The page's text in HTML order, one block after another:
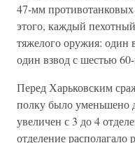
47-мм
этого, каждый
тяжелого оружия: один
один взвод с шестью
Перед Харьковским
полку было уменьшено
увеличен с 3 до 4
отделение